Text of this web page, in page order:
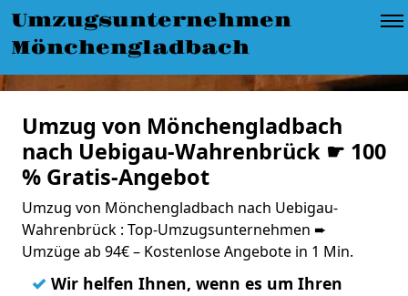
Umzugsunternehmen
Mönchengladbach
Umzug von Mönchengladbach
nach Uebigau-Wahrenbrück ☛ 100
% Gratis-Angebot
Umzug von Mönchengladbach nach Uebigau-
Wahrenbrück : Top-Umzugsunternehmen ➨
Umzüge ab 94€ – Kostenlose Angebote in 1 Min.
✓ Wir helfen Ihnen, wenn es um Ihren